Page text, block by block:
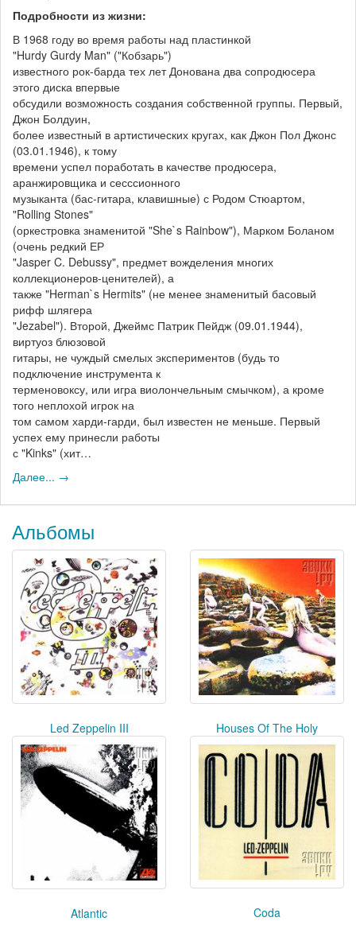
Подробности из жизни:
В 1968 году во время работы над пластинкой
"Hurdy Gurdy Man" ("Кобзарь")
известного рок-барда тех лет Донована два сопродюсера
этого диска впервые
обсудили возможность создания собственной группы. Первый,
Джон Болдуин,
более известный в артистических кругах, как Джон Пол Джонс
(03.01.1946), к тому
времени успел поработать в качестве продюсера,
аранжировщика и сесссионного
музыканта (бас-гитара, клавишные) с Родом Стюартом,
"Rolling Stones"
(оркестровка знаменитой "She`s Rainbow"), Марком Боланом
(очень редкий ЕР
"Jasper C. Debussy", предмет вожделения многих
коллекционеров-ценителей), а
также "Herman`s Hermits" (не менее знаменитый басовый
рифф шлягера
"Jezabel"). Второй, Джеймс Патрик Пейдж (09.01.1944),
виртуоз блюзовой
гитары, не чуждый смелых экспериментов (будь то
подключение инструмента к
терменовоксу, или игра виолончельным смычком), а кроме
того неплохой игрок на
том самом харди-гарди, был известен не меньше. Первый
успех ему принесли работы
с "Kinks" (хит…
Далее... →
Альбомы
Led Zeppelin III Houses Of The Holy
Atlantic Coda